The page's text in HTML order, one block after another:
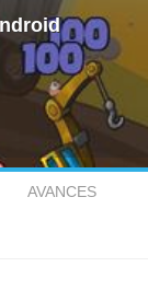
AVANCES